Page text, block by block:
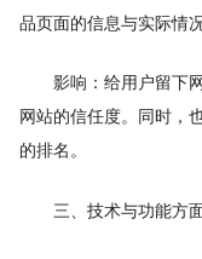
品页面的信息与实际情况
影响：给用户留下网
网站的信任度。同时，
的排名。
三、技术与功能方